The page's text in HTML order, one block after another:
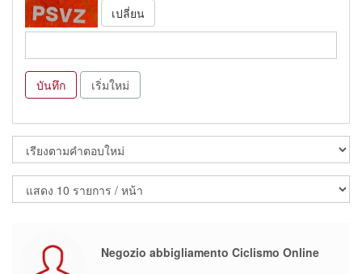
เปลี่ยน
บันทึก เริ่มใหม่
Negozio abbigliamento Ciclismo Online